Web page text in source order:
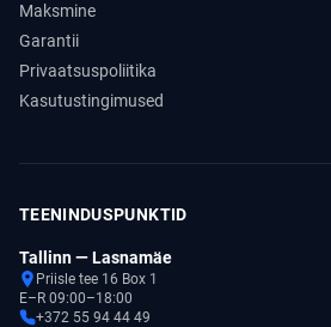
Maksmine
Garantii
Privaatsuspoliitika
Kasutustingimused
TEENINDUSPUNKTID
Tallinn — Lasnamäe
Priisle tee 16 Box 1
E–R 09:00–18:00
+372 55 94 44 49